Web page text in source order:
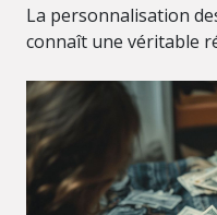
pour
La personnalisation
connaît une véritable